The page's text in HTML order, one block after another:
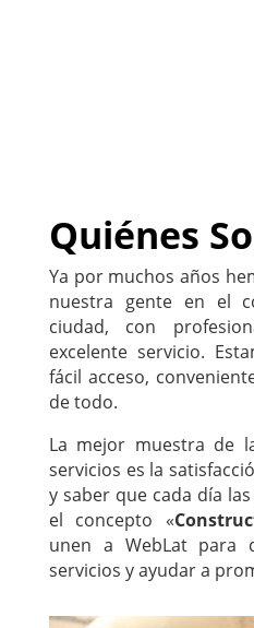
Quiénes
Ya por muchos años
nuestra gente en el
ciudad, con
excelente servicio.
fácil acceso,
de todo.
La mejor muestra de
servicios es la
y saber que cada día
el concepto «
unen a WebLat para
servicios y ayudar a